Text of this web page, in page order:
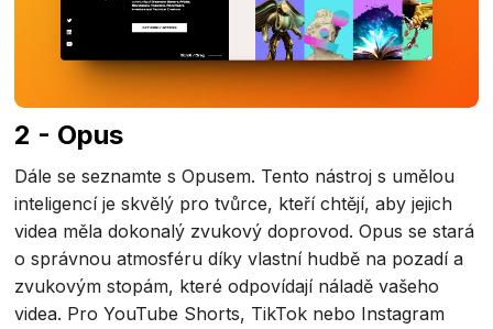
2 - Opus
Dále se seznamte s Opusem. Tento nástroj s umělou
inteligencí je skvělý pro tvůrce, kteří chtějí, aby jejich
videa měla dokonalý zvukový doprovod. Opus se stará
o správnou atmosféru díky vlastní hudbě na pozadí a
zvukovým stopám, které odpovídají náladě vašeho
videa. Pro YouTube Shorts, TikTok nebo Instagram